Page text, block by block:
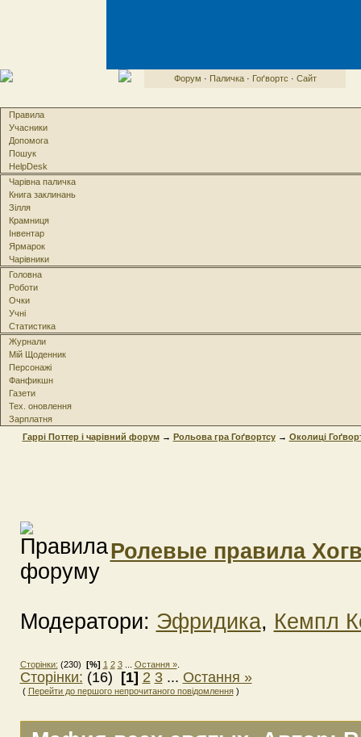
Форум · Паличка· Гоґвортс · Сайт
Правила
Учасники
Допомога
Пошук
HelpDesk
Чарівна паличка
Книга заклинань
Зілля
Крамниця
Інвентар
Ярмарок
Чарівники
Головна
Роботи
Очки
Учні
Статистика
Журнали
Мій Щоденник
Персонажі
Фанфикшн
Газети
Тех. оновлення
Зарплатня
Гаррі Поттер і чарівний форум→ Рольова гра Гоґвортсу→ Околиці
Ролевые правила
Модератори: Эфридика, Кемпл
Сторінки: (230) [%] 1 2 3... Остання ».
Сторінки: (16) [1] 2 3... Остання »
( Перейти до першого непрочитаного повідомлення)